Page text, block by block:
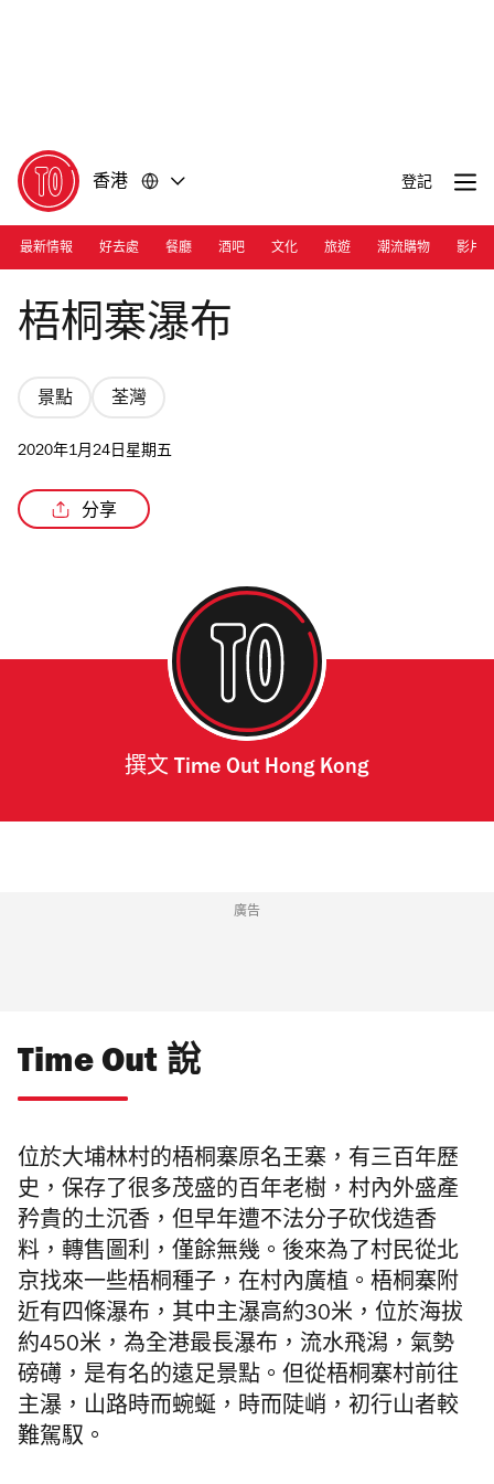
香港 登記
最新情報 好去處 餐廳 酒吧 文化 旅遊 潮流購物 影片
Photograph: Shutterstock
梧桐寨瀑布
景點 荃灣
2020年1月24日星期五
分享
撰文 Time Out Hong Kong
廣告
Time Out 說
位於大埔林村的梧桐寨原名王寨，有 三百年歷
史，保存了很多茂盛的百年老樹，村內外盛產
矜貴的土沉香，但早年遭不法分子砍伐造香
料，轉售圖利，僅餘無幾。後來為了村民從北
京找來一些梧桐種子，在村內廣植。梧桐寨附
近有四條瀑布，其中主瀑高約30米，位於海拔
約450米，為全港最長瀑布，流水飛潟，氣勢
磅礡，是有名的遠足景點。但從梧桐寨村前往
主瀑，山路時而蜿蜒，時而陡峭，初行山者較
難駕馭。